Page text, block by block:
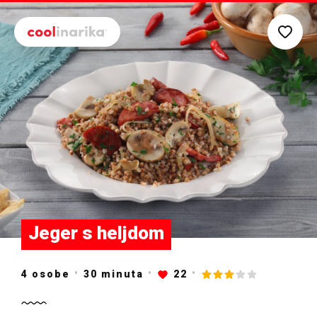
Preskoči na glavni sadržaj
Jeger s heljdom
4 osobe 30 minuta 22